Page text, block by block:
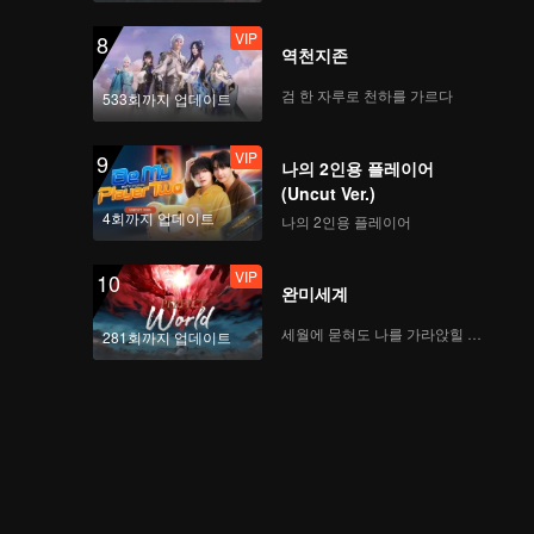
8
533회까지 업데이트
VIP
역천지존
검 한 자루로 천하를 가르다
9
4회까지 업데이트
VIP
나의 2인용 플레이어
(Uncut Ver.)
나의 2인용 플레이어
10
281회까지 업데이트
VIP
완미세계